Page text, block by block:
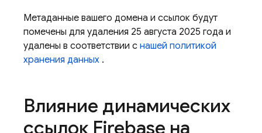
Метаданные вашего домена и ссылок будут
помечены для удаления 25 августа 2025 года и
удалены в соответствии с нашей политикой
хранения данных .
Влияние динамических
ссылок Firebase на